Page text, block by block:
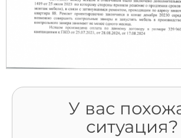
У вас
ситуация?